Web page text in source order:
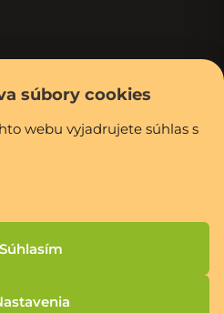
súbory cookies
webu vyjadrujete súhlas s
Súhlasím
práva vyhradené.